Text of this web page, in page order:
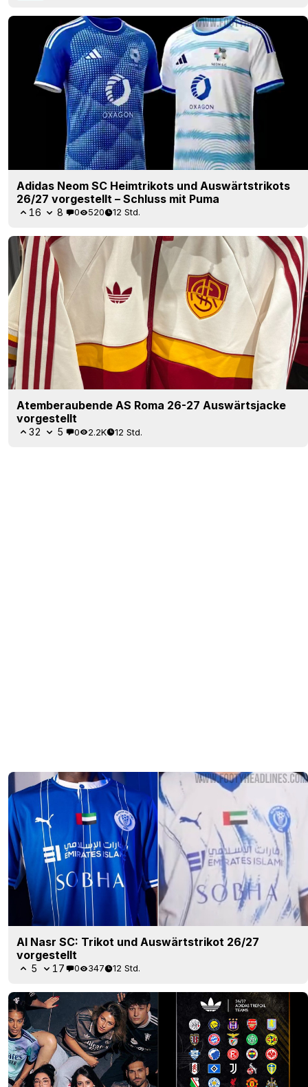
Adidas Neom SC Heimtrikots und Auswärtstrikots
26/27 vorgestellt – Schluss mit Puma
16 8 0 520 12 Std.
Atemberaubende AS Roma 26-27 Auswärtsjacke
vorgestellt
32 5 0 2.2K 12 Std.
Al Nasr SC: Trikot und Auswärtstrikot 26/27
vorgestellt
5 17 0 347 12 Std.